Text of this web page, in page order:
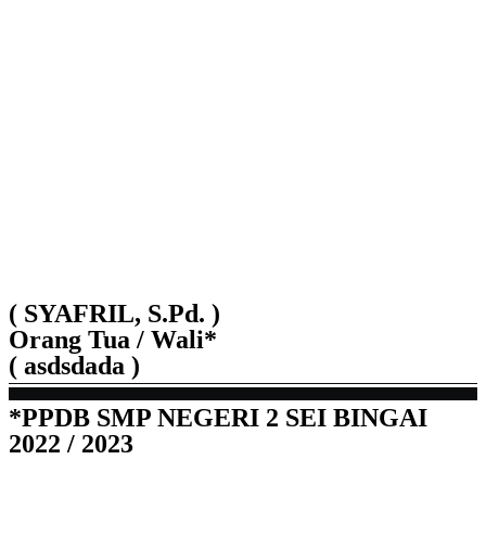
( SYAFRIL, S.Pd. )
Orang Tua / Wali*
( asdsdada )
*PPDB SMP NEGERI 2 SEI BINGAI
2022 / 2023